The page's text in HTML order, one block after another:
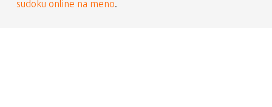
sudoku online na meno